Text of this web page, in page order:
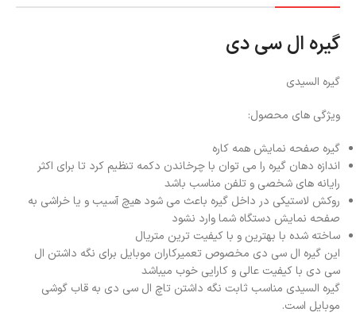
گیره ال سی دی
گیره السیدی
ویژگی های محصول:
گیره صفحه نمایش همه کاره
اندازه دهان گیره را می توان با چرخاندن دکمه تنظیم کرد تا برای اکثر
رایانه های شخصی و تلفن مناسب باشد
روکش لاستیکی در داخل گیره باعث می شود هیچ آسیب و یا خراشی به
صفحه نمایش دستگاه شما وارد نشود
ساخته شده با بهترین و با کیفیت ترین متریال
این گیره ال سی دی مخصوص تعمیرکاران موبایل برای نگه داشتن ال
سی دی با کیفیت عالی و کارایی خوب میباشد
گیره السیدی مناسب ثابت نگه داشتن تاچ ال سی دی به قاب گوشی
موبایل است.